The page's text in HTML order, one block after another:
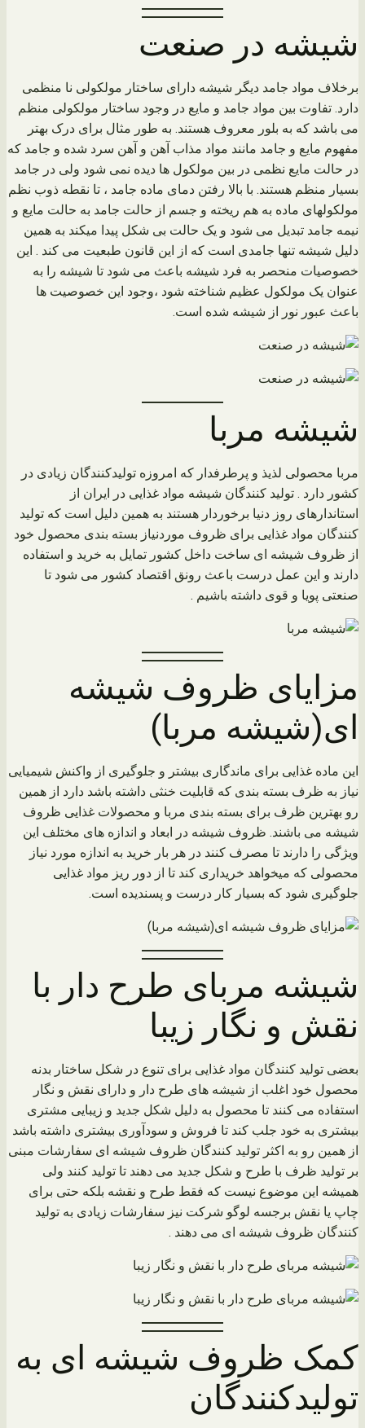
شیشه در صنعت
برخلاف مواد جامد دیگر شیشه دارای ساختار مولکولی نا منظمی
دارد. تفاوت بین مواد جامد و مایع در وجود ساختار مولکولی منظم
می باشد که به بلور معروف هستند. به طور مثال برای درک بهتر
مفهوم مایع و جامد مانند مواد مذاب آهن و آهن سرد شده و جامد که
در حالت مایع نظمی در بین مولکول ها دیده نمی شود ولی در جامد
بسیار منظم هستند. با بالا رفتن دمای ماده جامد ، تا نقطه ذوب نظم
مولکولهای ماده به هم ریخته و جسم از حالت جامد به حالت مایع و
نیمه جامد تبدیل می شود و یک حالت بی شکل پیدا میکند به همین
دلیل شیشه تنها جامدی است که از این قانون طبعیت می کند . این
خصوصیات منحصر به فرد شیشه باعث می شود تا شیشه را به
عنوان یک مولکول عظیم شناخته شود ،وجود این خصوصیت ها
باعث عبور نور از شیشه شده است.
شیشه مربا
مربا محصولی لذیذ و پرطرفدار که امروزه تولیدکنندگان زیادی در
کشور دارد . تولید کنندگان شیشه مواد غذایی در ایران از
استاندارهای روز دنیا برخوردار هستند به همین دلیل است که تولید
کنندگان مواد غذایی برای ظروف موردنیاز بسته بندی محصول خود
از ظروف شیشه ای ساخت داخل کشور تمایل به خرید و استفاده
دارند و این عمل درست باعث رونق اقتصاد کشور می شود تا
صنعتی پویا و قوی داشته باشیم .
مزایای ظروف شیشه
ای(شیشه مربا)
این ماده غذایی برای ماندگاری بیشتر و جلوگیری از واکنش شیمیایی
نیاز به ظرف بسته بندی که قابلیت خنثی داشته باشد دارد از همین
رو بهترین ظرف برای بسته بندی مربا و محصولات غذایی ظروف
شیشه می باشند. ظروف شیشه در ابعاد و اندازه های مختلف این
ویژگی را دارند تا مصرف کنند در هر بار خرید به اندازه مورد نیاز
محصولی که میخواهد خریداری کند تا از دور ریز مواد غذایی
جلوگیری شود که بسیار کار درست و پسندیده است.
شیشه مربای طرح دار با
نقش و نگار زیبا
بعضی تولید کنندگان مواد غذایی برای تنوع در شکل ساختار بدنه
محصول خود اغلب از شیشه های طرح دار و دارای نقش و نگار
استفاده می کنند تا محصول به دلیل شکل جدید و زیبایی مشتری
بیشتری به خود جلب کند تا فروش و سودآوری بیشتری داشته باشد
از همین رو به اکثر تولید کنندگان ظروف شیشه ای سفارشات مبنی
بر تولید ظرف با طرح و شکل جدید می دهند تا تولید کنند ولی
همیشه این موضوع نیست که فقط طرح و نقشه بلکه حتی برای
چاپ یا نقش برجسه لوگو شرکت نیز سفارشات زیادی به تولید
کنندگان ظروف شیشه ای می دهند .
کمک ظروف شیشه ای به
تولیدکنندگان